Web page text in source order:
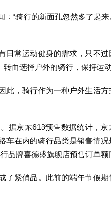
“骑行的新面孔忽然多了起
日常运动健身的需求，只不
而选择户外的骑行，保持运
此，骑行作为一种户外生活
据京东618预售数据统计，
车在内的骑行品类是销售情
品牌喜德盛旗舰店预售订单额
了紧俏品。此前的端午节假